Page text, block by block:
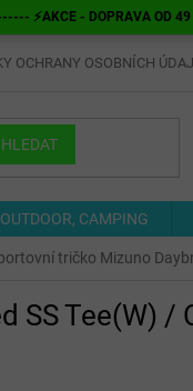
⚡AKCE - DOPRAVA OD
OCHRANY OSOBNÍCH
HLEDAT
OUTDOOR, CAMPING
tričko Mizuno
Tee(W) /